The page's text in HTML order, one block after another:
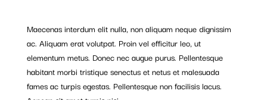
Maecenas interdum elit nulla, non aliquam neque dignissim
ac. Aliquam erat volutpat. Proin vel efficitur leo, ut
elementum metus. Donec nec augue purus. Pellentesque
habitant morbi tristique senectus et netus et malesuada
fames ac turpis egestas. Pellentesque non facilisis lacus.